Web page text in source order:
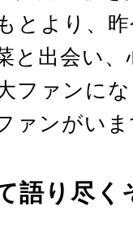
とより、
と出会い
ファンに
ァンがい
語り尽く